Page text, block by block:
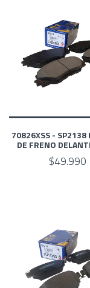
70826XSS - SP2138
DE FRENO
$49.990